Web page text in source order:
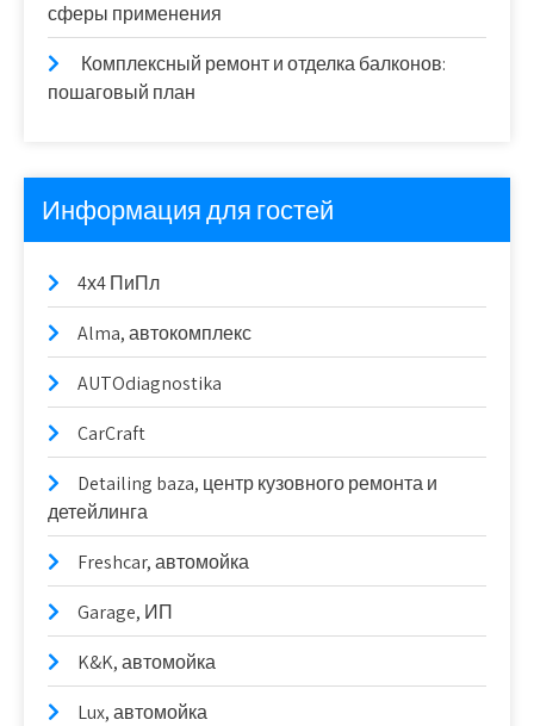
сферы применения
Комплексный ремонт и отделка балконов:
пошаговый план
Информация для гостей
4х4 ПиПл
Alma, автокомплекс
AUTOdiagnostika
CarCraft
Detailing baza, центр кузовного ремонта и
детейлинга
Freshcar, автомойка
Garage, ИП
K&K, автомойка
Lux, автомойка